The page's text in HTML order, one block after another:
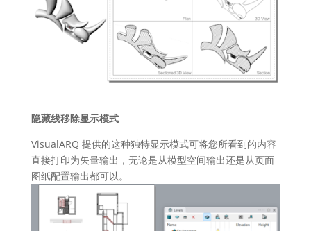
隐藏线移除显示模式
VisualARQ 提供的这种独特显示模式可将您所看到的内容
直接打印为矢量输出，无论是从模型空间输出还是从页面
图纸配置输出都可以。